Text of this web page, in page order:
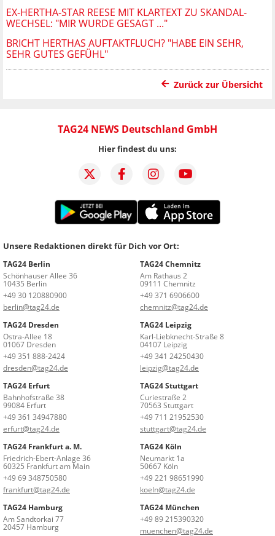
EX-HERTHA-STAR REESE MIT KLARTEXT ZU SKANDAL-
WECHSEL: "MIR WURDE GESAGT ..."
BRICHT HERTHAS AUFTAKTFLUCH? "HABE EIN SEHR,
SEHR GUTES GEFÜHL"
Zurück zur Übersicht
TAG24 NEWS Deutschland GmbH
Hier findest du uns:
Unsere Redaktionen direkt für Dich vor Ort:
TAG24 Berlin
Schönhauser Allee 36
10435 Berlin
+49 30 120880900
berlin@tag24.de
TAG24 Chemnitz
Am Rathaus 2
09111 Chemnitz
+49 371 6906600
chemnitz@tag24.de
TAG24 Dresden
Ostra-Allee 18
01067 Dresden
+49 351 888-2424
dresden@tag24.de
TAG24 Leipzig
Karl-Liebknecht-Straße 8
04107 Leipzig
+49 341 24250430
leipzig@tag24.de
TAG24 Erfurt
Bahnhofstraße 38
99084 Erfurt
+49 361 34947880
erfurt@tag24.de
TAG24 Stuttgart
Curiestraße 2
70563 Stuttgart
+49 711 21952530
stuttgart@tag24.de
TAG24 Frankfurt a. M.
Friedrich-Ebert-Anlage 36
60325 Frankfurt am Main
+49 69 348750580
frankfurt@tag24.de
TAG24 Köln
Neumarkt 1a
50667 Köln
+49 221 98651990
koeln@tag24.de
TAG24 Hamburg
Am Sandtorkai 77
20457 Hamburg
TAG24 München
+49 89 215390320
muenchen@tag24.de